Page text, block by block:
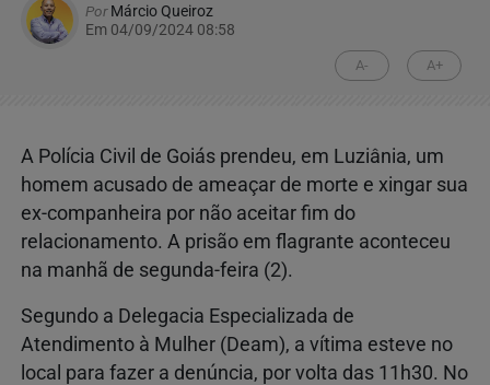
PorMárcio Queiroz
Em 04/09/2024 08:58
A- A+
A Polícia Civil de Goiás prendeu, em Luziânia, um
homem acusado de ameaçar de morte e xingar sua
ex-companheira por não aceitar fim do
relacionamento. A prisão em flagrante aconteceu
na manhã de segunda-feira (2).
Segundo a Delegacia Especializada de
Atendimento à Mulher (Deam), a vítima esteve no
local para fazer a denúncia, por volta das 11h30. No